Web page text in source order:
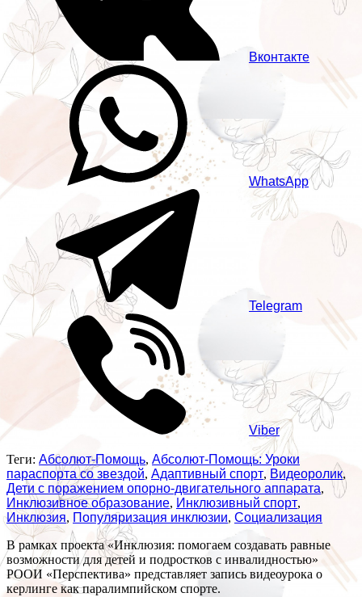
Вконтакте
WhatsApp
Telegram
Viber
Теги: Абсолют-Помощь, Абсолют-Помощь: Уроки
параспорта со звездой, Адаптивный спорт, Видеоролик,
Дети с поражением опорно-двигательного аппарата,
Инклюзивное образование, Инклюзивный спорт,
Инклюзия, Популяризация инклюзии, Социализация
В рамках проекта «Инклюзия: помогаем создавать равные
возможности для детей и подростков с инвалидностью»
РООИ «Перспектива» представляет запись видеоурока о
керлинге как паралимпийском спорте.